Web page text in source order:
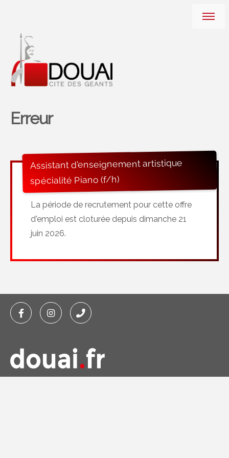
Erreur
Assistant d'enseignement artistique
spécialité Piano (f/h)
La période de recrutement pour cette offre
d'emploi est cloturée depuis dimanche 21
juin 2026.